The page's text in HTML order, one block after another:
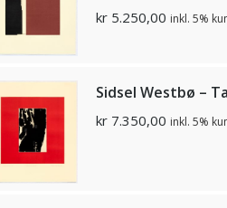
kr5.250,00 inkl. 5%
Sidsel Westbø –
kr7.350,00 inkl. 5%